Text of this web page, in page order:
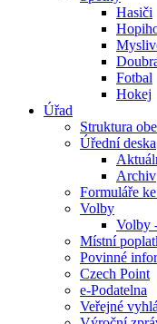
Hasiči
Fotbal
Hokej
Úřad
Struktura
Úřední deska
Archiv
Formuláře
Volby
Volby
Místní
Povinné
Czech Point
e-Podatelna
Veřejné